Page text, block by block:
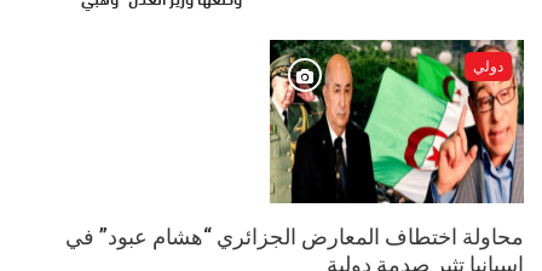
دولي
محاولة اختطاف المعارض الجزائري “هشام عبود” في
إسبانيا تثير صدمة دولية